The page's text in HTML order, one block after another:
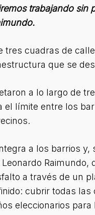
trabajando sin
cuadras de
que se
a lo largo de
límite entre los
a los barrios
Raimundo,
a través de un
cubrir todas
eleccionarios para